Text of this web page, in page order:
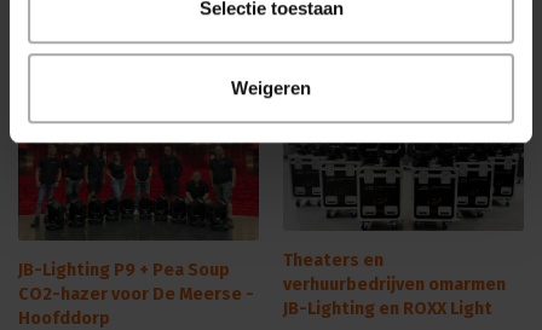
Selectie toestaan
Weigeren
JB-Lighting P9 + Pea Soup
CO2-hazer voor De Meerse -
Hoofddorp
Theaters en
verhuurbedrijven omarmen
JB-Lighting en ROXX Light